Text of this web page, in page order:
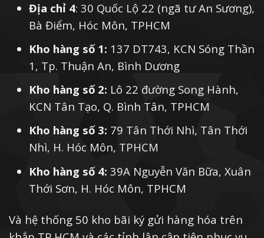
Địa chỉ 4: 30 Quốc Lộ 22 (ngã tư An Sương),
Bà Điểm, Hóc Môn, TPHCM
Kho hàng số 1: 137 DT743, KCN Sóng Thần
1, Tp. Thuận An, Bình Dương
Kho hàng số 2: Lô 22 đường Song Hành,
KCN Tân Tạo, Q. Bình Tân, TPHCM
Kho hàng số 3: 79 Tân Thới Nhì, Tân Thới
Nhì, H. Hóc Môn, TPHCM
Kho hàng số 4: 39A Nguyễn Văn Bữa, Xuân
Thới Sơn, H. Hóc Môn, TPHCM
Và hệ thống 50 kho bãi ký gửi hàng hóa trên